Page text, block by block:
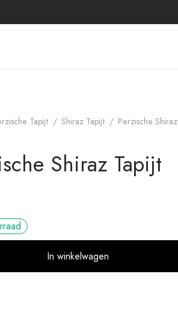
Tapijt / Shiraz Tapijt / Perzische Shiraz
Shiraz Tapijt
In winkelwagen